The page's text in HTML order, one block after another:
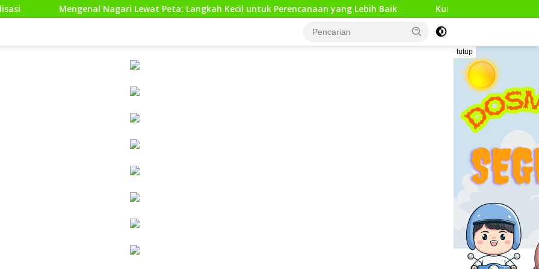
Nagari Lewat Peta: Langkah Kecil untuk Perencanaan yang Lebih Baik Kunjungan Kerja Pengawas Pendidikan
tutup